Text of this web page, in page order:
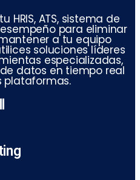
HRIS, ATS, sistema de
para eliminar
a tu equipo
soluciones líderes
especializadas,
datos en tiempo real
plataformas.